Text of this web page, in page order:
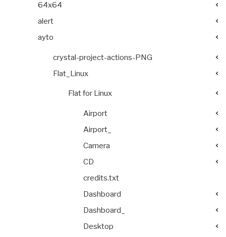
64x64
alert
ayto
crystal-project-actions-PNG
Flat_Linux
Flat for Linux
Airport
Airport_
Camera
CD
credits.txt
Dashboard
Dashboard_
Desktop